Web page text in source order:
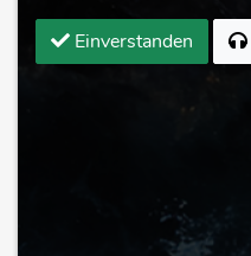
Einverstanden